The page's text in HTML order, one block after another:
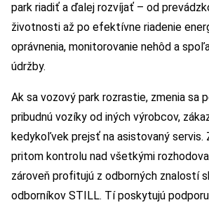
park riadiť a ďalej rozvíjať – od
životnosti až po efektívne riadenie
oprávnenia, monitorovanie nehôd a
údržby.
Ak sa vozový park rozrastie, zmenia sa
pribudnú vozíky od iných výrobcov,
kedykoľvek prejsť na asistovaný servis.
pritom kontrolu nad všetkými
zároveň profitujú z odborných znalostí
odborníkov STILL. Tí poskytujú